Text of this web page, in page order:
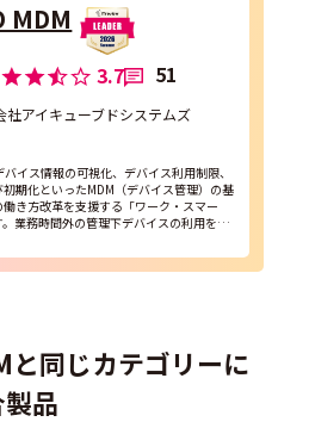
MDM
3.7 51
社アイキューブドシステムズ
イス情報の可視化、デバイス利用制限、
期化といったMDM（デバイス管理）の基
き方改革を支援する「ワーク・スマー
業務時間外の管理下デバイスの利用を制
と同じカテゴリーに
品